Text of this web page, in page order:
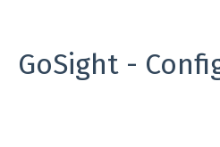
GoSight -